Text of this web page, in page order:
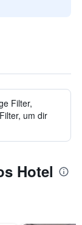
Filter,
um dir
Hotel